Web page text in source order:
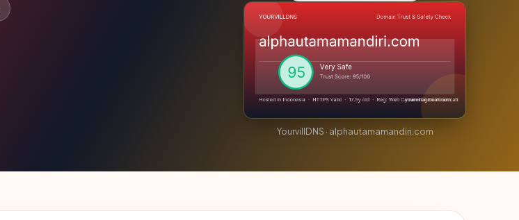
YourvillDNS · alphautamamandiri.com